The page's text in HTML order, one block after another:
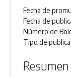
Fecha de
Fecha de
Número de
Tipo de
Resumen